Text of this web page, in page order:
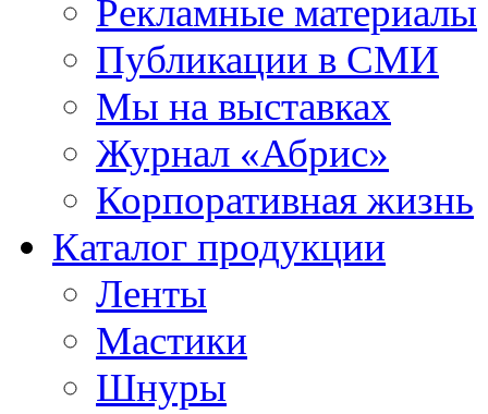
Рекламные материалы
Публикации в СМИ
Мы на выставках
Журнал «Абрис»
Корпоративная жизнь
Каталог продукции
Ленты
Мастики
Шнуры